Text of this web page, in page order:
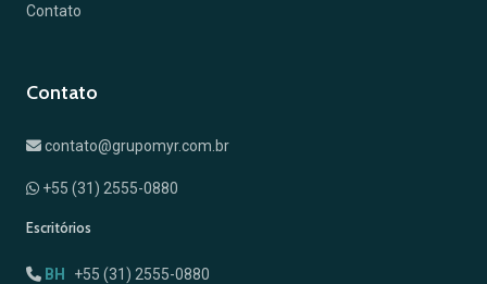
Contato
Contato
contato@grupomyr.com.br
+55 (31) 2555-0880
Escritórios
BH +55 (31) 2555-0880